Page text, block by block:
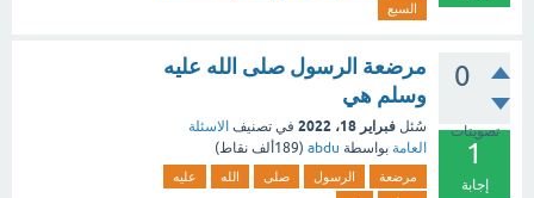
السبع
0
تصويتات
1
إجابة
مرضعة الرسول صلى الله عليه
وسلم هي
سُئل فبراير 18، 2022 في تصنيف الاسئلة
العامة بواسطة abdu
(189ألف نقاط)
مرضعة الرسول صلى الله
عليه